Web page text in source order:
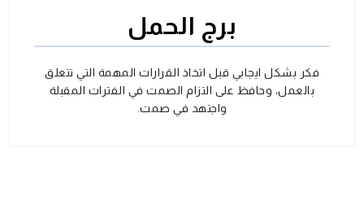
برج الحمل
فكر بشكل ايجابي قبل اتخاذ القرارات المهمة التي تتعلق
بالعمل، وحافظ على التزام الصمت في الفترات المقبلة
واجتهد في صمت.